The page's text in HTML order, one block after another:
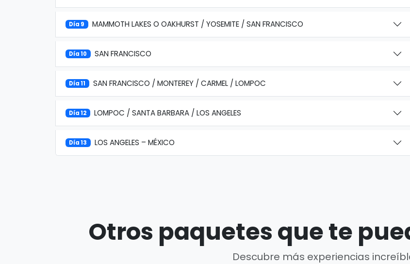
Día 9 MAMMOTH LAKES O OAKHURST / YOSEMITE / SAN FRANCISCO
Día 10 SAN FRANCISCO
Día 11 SAN FRANCISCO / MONTEREY / CARMEL / LOMPOC
Día 12 LOMPOC / SANTA BARBARA / LOS ANGELES
Día 13 LOS ANGELES – MÉXICO
Otros paquetes que te
Descubre más experiencias